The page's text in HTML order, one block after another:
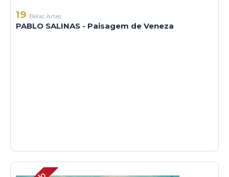
19 Belas Artes
PABLO SALINAS - Paisagem de Veneza